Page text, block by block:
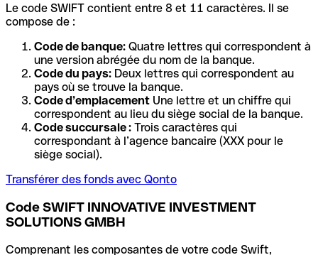
Le code SWIFT contient entre 8 et 11 caractères. Il se
compose de :
Code de banque: Quatre lettres qui correspondent à
une version abrégée du nom de la banque.
Code du pays: Deux lettres qui correspondent au
pays où se trouve la banque.
Code d’emplacement Une lettre et un chiffre qui
correspondent au lieu du siège social de la banque.
Code succursale : Trois caractères qui
correspondant à l’agence bancaire (XXX pour le
siège social).
Transférer des fonds avec Qonto
Code SWIFT INNOVATIVE INVESTMENT
SOLUTIONS GMBH
Comprenant les composantes de votre code Swift,